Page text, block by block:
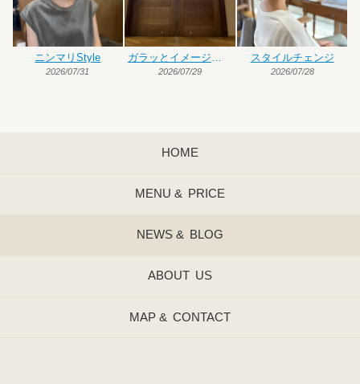
ニンマリStyle
2026/07/31 2026/07/29
スタイルチェンジ
2026/07/28
HOME
MENU & PRICE
NEWS & BLOG
ABOUT US
MAP & CONTACT